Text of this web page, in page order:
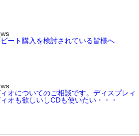
ート購入を検討されている皆様へ
オについてのご相談です。ディスプレィ
オも欲しいしCDも使いたい・・・